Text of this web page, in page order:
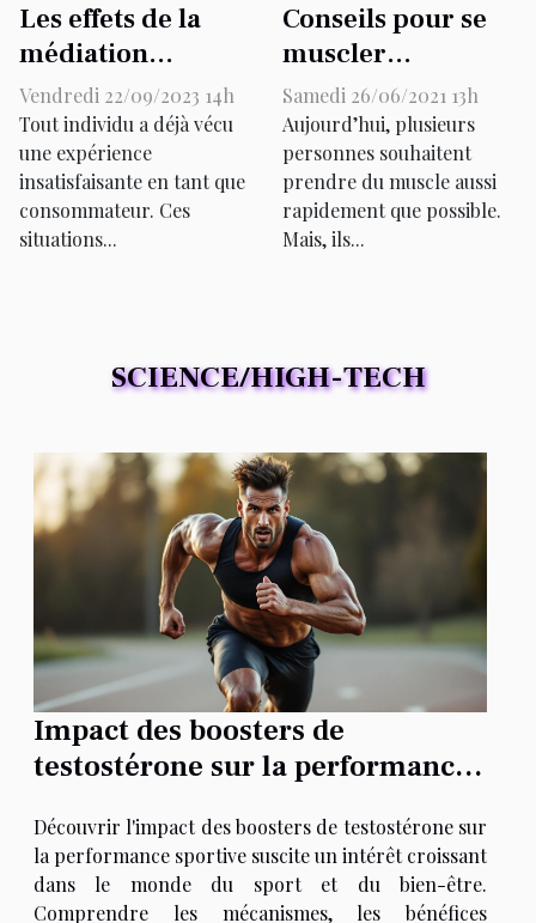
Les effets de la
médiation
professionnelle
CECMC sur le
bien-être des
consommateurs
Vendredi 22/09/2023 14h
Tout individu a déjà vécu
une expérience
insatisfaisante en tant que
consommateur. Ces
situations...
Conseils pour se
muscler
facilement
Samedi 26/06/2021 13h
Aujourd’hui, plusieurs
personnes souhaitent
prendre du muscle aussi
rapidement que possible.
Mais, ils...
SCIENCE/HIGH-TECH
Impact des boosters de
testostérone sur la performance
Découvrir l'impact des boosters de testostérone sur
la performance sportive suscite un intérêt croissant
dans le monde du sport et du bien-être.
Comprendre les mécanismes, les bénéfices